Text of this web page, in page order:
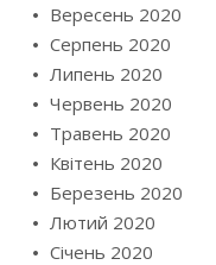
Вересень 2020
Серпень 2020
Липень 2020
Червень 2020
Травень 2020
Квітень 2020
Березень 2020
Лютий 2020
Січень 2020